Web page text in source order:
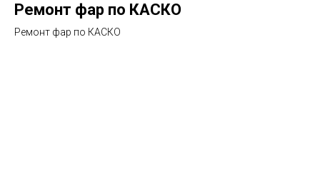
Ремонт фар по КАСКО
Ремонт фар по КАСКО